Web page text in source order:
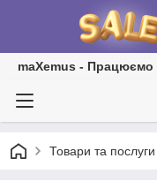
maXemus -
Товари та послуги